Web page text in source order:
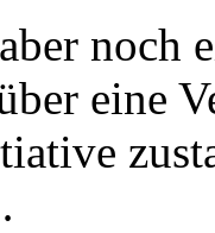
noch
eine